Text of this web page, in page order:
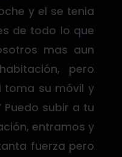
y el se tenia
de todo lo que
mas aun
pero
toma su móvil y
subir a tu
entramos y
fuerza pero